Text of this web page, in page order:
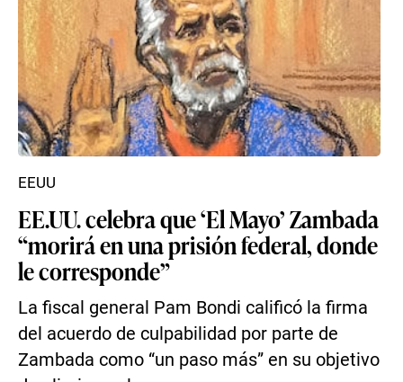
EE.UU. celebra que ‘El Mayo’ Zambada
“morirá en una prisión federal, donde
le corresponde”
La fiscal general Pam Bondi calificó la firma
del acuerdo de culpabilidad por parte de
Zambada como “un paso más” en su objetivo
EEUU